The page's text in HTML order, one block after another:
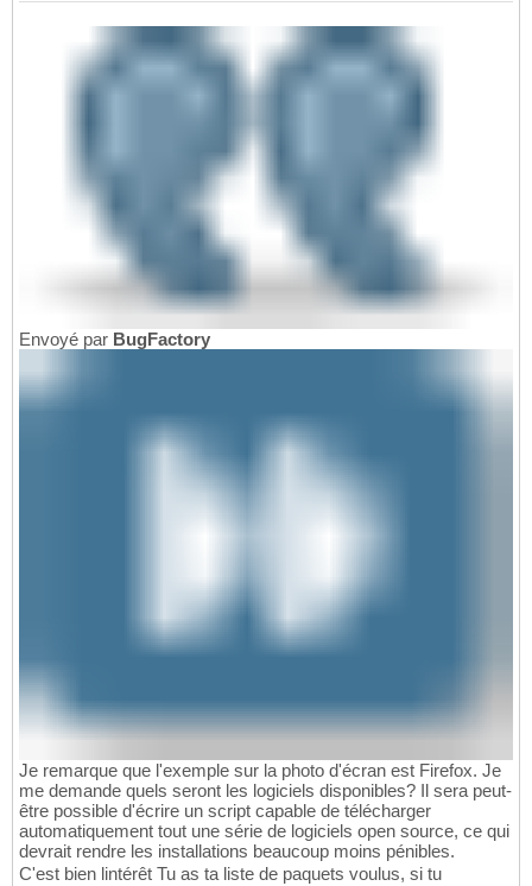
Envoyé par BugFactory
Je remarque que l'exemple sur la photo d'écran est Firefox. Je
me demande quels seront les logiciels disponibles? Il sera peut-
être possible d'écrire un script capable de télécharger
automatiquement tout une série de logiciels open source, ce qui
devrait rendre les installations beaucoup moins pénibles.
C'est bien lintérêt Tu as ta liste de paquets voulus, si tu